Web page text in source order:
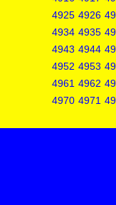
4925 4926
4934 4935
4943 4944
4952 4953
4961 4962
4970 4971